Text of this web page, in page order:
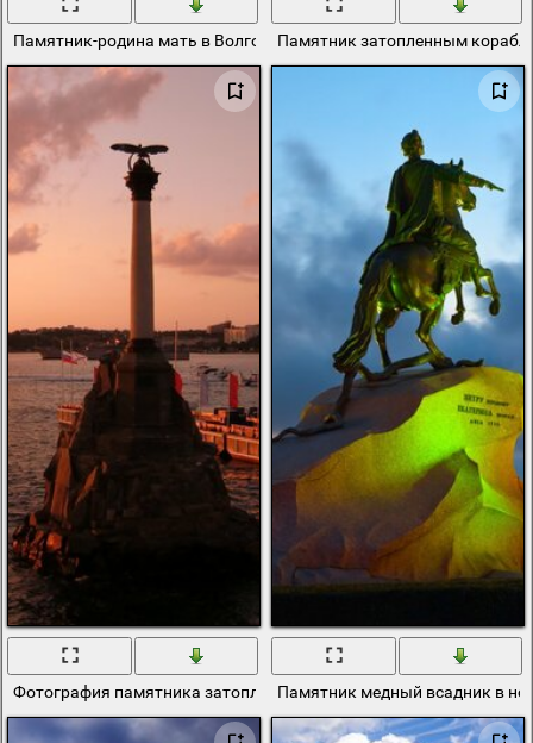
Памятник-родина мать в ВолгоградеПамятник затопленным
Фотография памятника затопленным кораблям в севастополе
Памятник медный всадник в